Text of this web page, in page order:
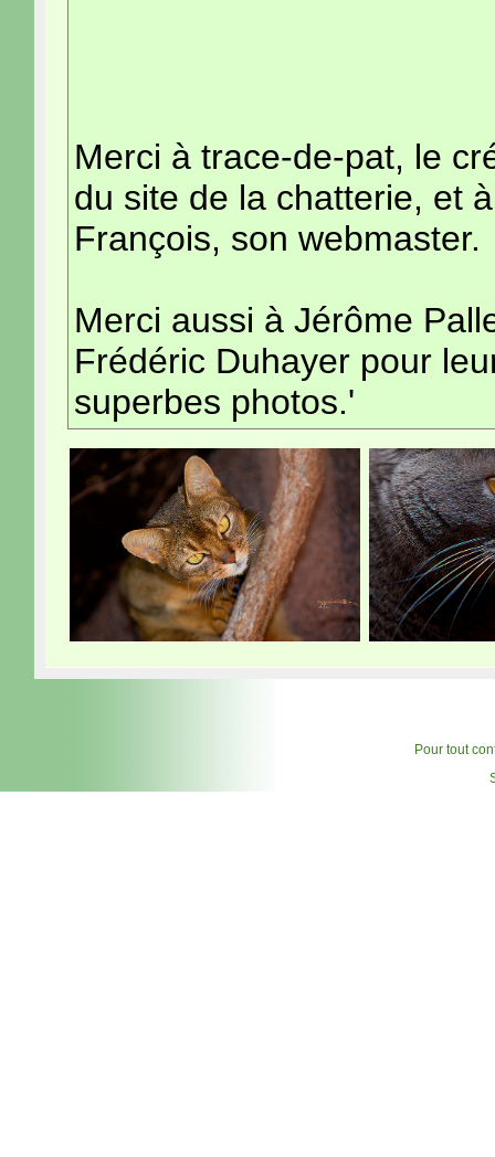
Merci à trace-de-pat, le
du site de la chatterie, et à
François, son webmaster.
Merci aussi à Jérôme
Frédéric Duhayer pour
superbes photos.'
Pour tout